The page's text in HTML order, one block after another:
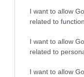
I want to allow
related to
I want to allow
related to
I want to allow
A RUHA, AMELY
TENGERT